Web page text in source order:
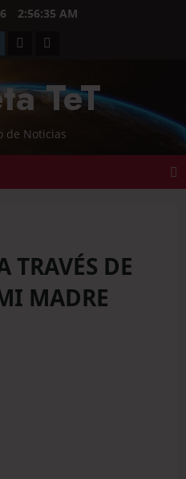
2:56:37 AM
TeT
de Noticias
TRAVÉS DE
MADRE